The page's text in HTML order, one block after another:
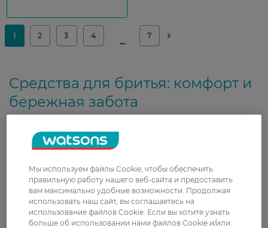
Средства для бритья: комфорт и
бережная забота
Watsons предлагает все необходимое для
ультраострых станков до успокаивающих
бальзамов, защищающих кожу от раздражений и
покраснений. Продукция подходит для мужчин,
которые ценят скорость и качество в
ежедневном уходе за лицом.
Мы используем файлы Cookie, чтобы обеспечить
правильную работу нашего веб-сайта и предоставить
вам максимально удобные возможности. Продолжая
использовать наш сайт, вы соглашаетесь на
использование файлов Cookie. Если вы хотите узнать
больше об использовании нами файлов Cookie и/или